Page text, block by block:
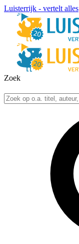
Luisterrijk - vertelt alles
Zoek